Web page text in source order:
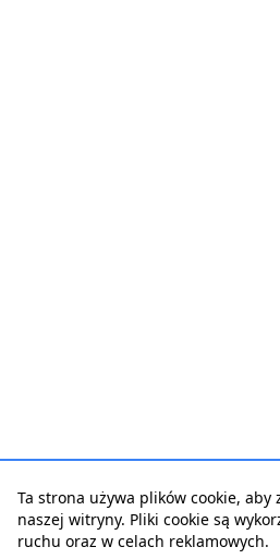
Ta strona używa plików cookie,
naszej witryny. Pliki cookie są
ruchu oraz w celach reklamowych.